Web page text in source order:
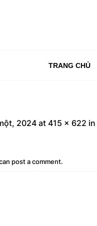
TRANG CHỦ
2024 at 415 × 622 in
post a comment.